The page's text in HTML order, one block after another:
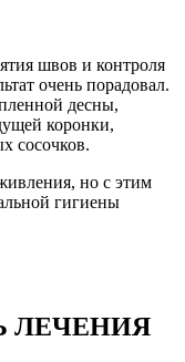
швов и контроля
очень порадовал.
десны,
коронки,
сосочков.
но с этим
гигиены
ЛЕЧЕНИЯ